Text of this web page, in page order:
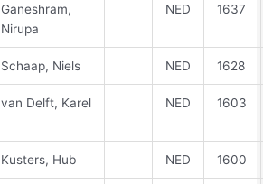
Ganeshram,
Nirupa
NED 1637
Schaap, Niels NED 1628
van Delft, Karel NED 1603
Kusters, Hub NED 1600